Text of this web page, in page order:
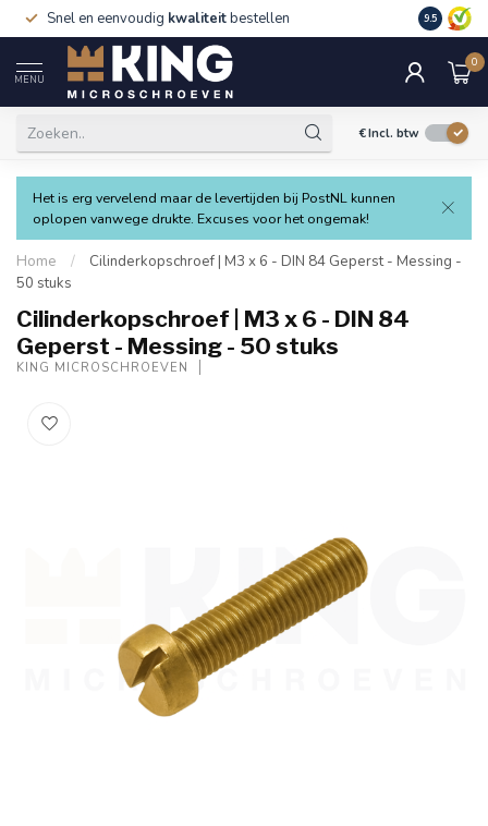
Snel en eenvoudig kwaliteitbestellen 9.5
MENU
0
€Incl. btw
Het is erg vervelend maar de levertijden bij PostNL kunnen
oplopen vanwege drukte. Excuses voor het ongemak!
Home /
Cilinderkopschroef | M3 x 6 - DIN 84 Geperst - Messing -
50 stuks
Cilinderkopschroef | M3 x 6 - DIN 84
Geperst - Messing - 50 stuks
KING MICROSCHROEVEN